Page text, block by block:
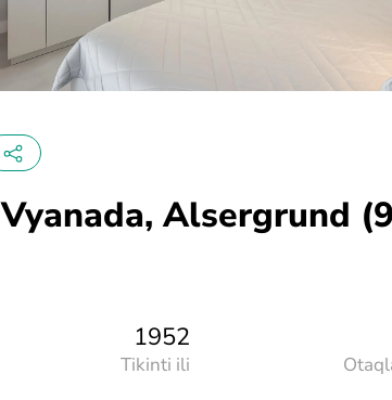
Vyanada, Alsergrund
1952
Tikinti ili